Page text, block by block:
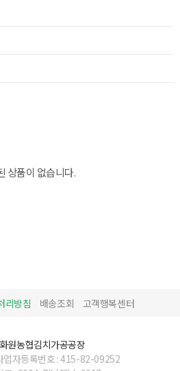
상품이 없습니다.
리방침 배송조회 고객행복센터
원농협김치가공공장
업자등록번호 : 415-82-09252